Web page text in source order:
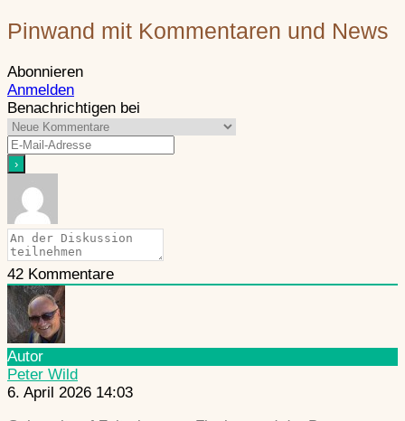
Pinwand mit Kommentaren und News
Abonnieren
Anmelden
Benachrichtigen bei
42 Kommentare
Autor
Peter Wild
6. April 2026 14:03